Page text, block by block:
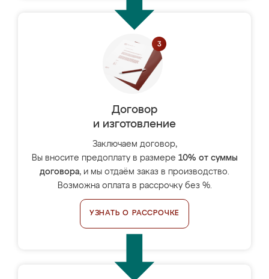
Договор
и изготовление
Заключаем договор,
Вы вносите предоплату в размере 10% от суммы
договора, и мы отдаём заказ в производство.
Возможна оплата в рассрочку без %.
УЗНАТЬ О РАССРОЧКЕ